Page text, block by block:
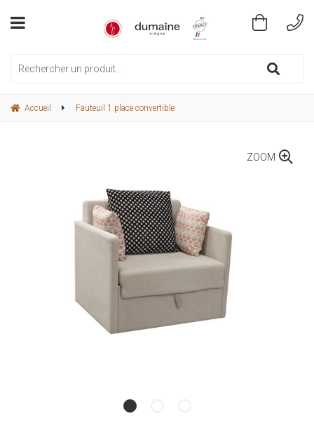
Accueil Fauteuil 1 place convertible
ZOOM